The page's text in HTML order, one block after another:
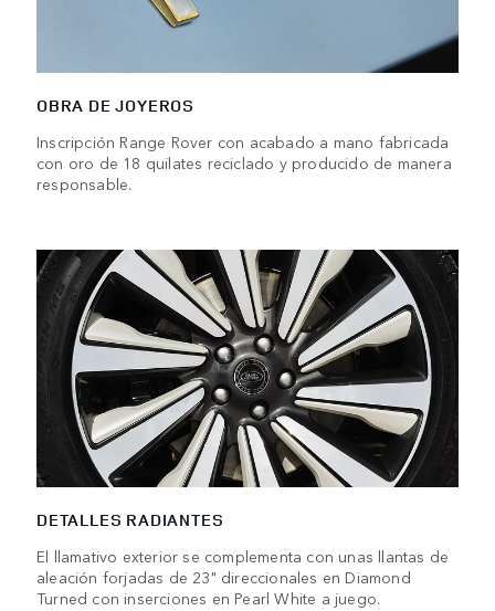
OBRA DE JOYEROS
Inscripción Range Rover con acabado a mano fabricada
con oro de 18 quilates reciclado y producido de manera
responsable.
DETALLES RADIANTES
El llamativo exterior se complementa con unas llantas de
aleación forjadas de 23" direccionales en Diamond
Turned con inserciones en Pearl White a juego.